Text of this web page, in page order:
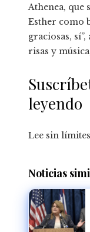
Athenea, que
Esther como
graciosas,
risas y
leyendo
Lee sin límites
Noticias